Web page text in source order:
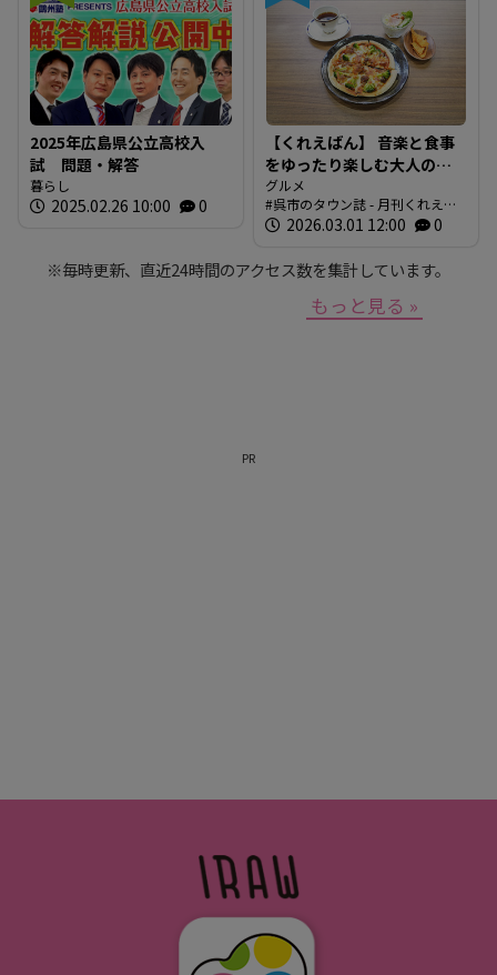
2025年広島県公立高校入
試 問題・解答
暮らし
2025.02.26 10:00 0
【くれえばん】 音楽と食事
をゆったり楽しむ大人の隠
れ家カフェ「Nobody
Knows」
グルメ
呉市のタウン誌 - 月刊くれえば
ん 2026.03.01 12:00 0
※毎時更新、直近24時間のアクセス数を集計しています。
もっと見る »
PR